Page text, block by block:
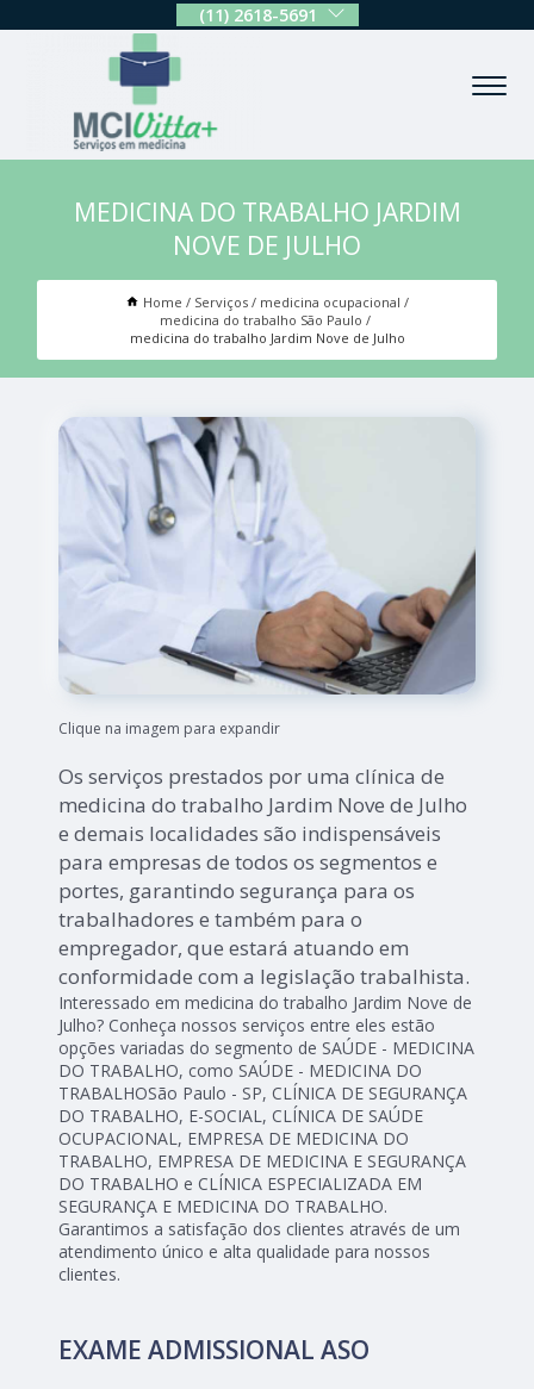
(11) 2618-5691
MEDICINA DO TRABALHO JARDIM
NOVE DE JULHO
Home Serviços
medicina ocupacional
medicina do trabalho São Paulo
medicina do trabalho Jardim Nove de Julho
Clique na imagem para expandir
Os serviços prestados por uma clínica de
medicina do trabalho Jardim Nove de Julho
e demais localidades são indispensáveis
para empresas de todos os segmentos e
portes, garantindo segurança para os
trabalhadores e também para o
empregador, que estará atuando em
conformidade com a legislação trabalhista.
Interessado em medicina do trabalho Jardim Nove de
Julho? Conheça nossos serviços entre eles estão
opções variadas do segmento de SAÚDE - MEDICINA
DO TRABALHO, como SAÚDE - MEDICINA DO
TRABALHOSão Paulo - SP, CLÍNICA DE SEGURANÇA
DO TRABALHO, E-SOCIAL, CLÍNICA DE SAÚDE
OCUPACIONAL, EMPRESA DE MEDICINA DO
TRABALHO, EMPRESA DE MEDICINA E SEGURANÇA
DO TRABALHO e CLÍNICA ESPECIALIZADA EM
SEGURANÇA E MEDICINA DO TRABALHO.
Garantimos a satisfação dos clientes através de um
atendimento único e alta qualidade para nossos
clientes.
EXAME ADMISSIONAL ASO